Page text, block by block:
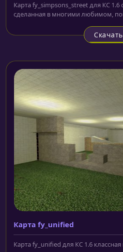
Карта fy_simpsons_street для КС
сделанная в многими любимом,
Скачать
Карта fy_unified
Карта fy_unified для КС 1.6